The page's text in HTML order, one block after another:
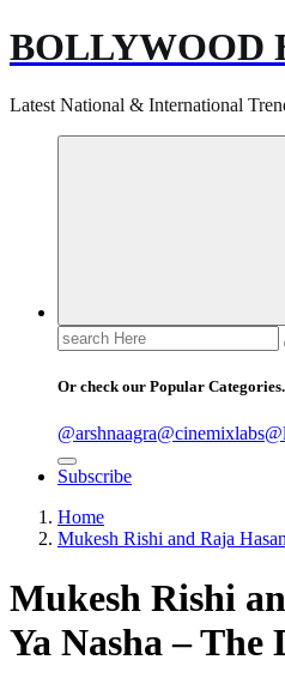
BOLLYWOOD
Latest National & International
Search
for:
Or check our Popular
@arshnaagra@cinemixlabs
Subscribe
Home
Mukesh Rishi and Raja
Mukesh Rishi
Ya Nasha –